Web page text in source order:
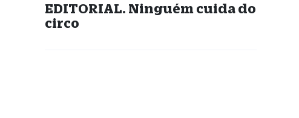
EDITORIAL. Ninguém cuida do
circo